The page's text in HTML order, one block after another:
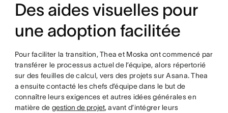
Des aides visuelles pour
une adoption facilitée
Pour faciliter la transition, Thea et Moska ont commencé par
transférer le processus actuel de l’équipe, alors répertorié
sur des feuilles de calcul, vers des projets sur Asana. Thea
a ensuite contacté les chefs d’équipe dans le but de
connaître leurs exigences et autres idées générales en
matière de gestion de projet, avant d’intégrer leurs